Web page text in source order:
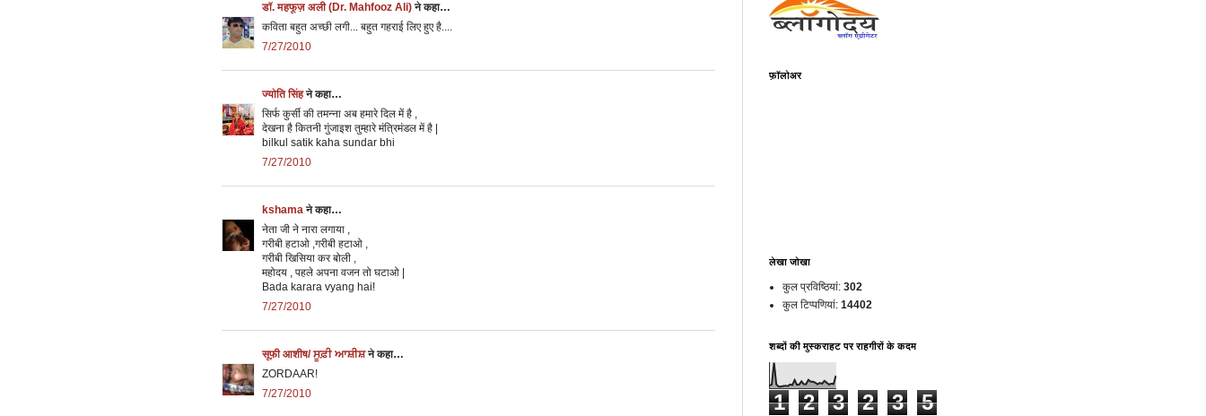
डॉ. महफूज़ अली (Dr. Mahfooz Ali) ने कहा…
कविता बहुत अच्छी लगी... बहुत गहराई लिए हुए है....
7/27/2010
ज्योति सिंहने कहा…
सिर्फ कुर्सी की तमन्ना अब हमारे दिल में है ,
देखना है कितनी गुंजाइश तुम्हारे मंत्रिमंडल में है |
bilkul satik kaha sundar bhi
7/27/2010
kshama ने कहा…
नेता जी ने नारा लगाया ,
गरीबी हटाओ ,गरीबी हटाओ ,
गरीबी खिसिया कर बोली ,
महोदय , पहले अपना वजन तो घटाओ |
Bada karara vyang hai!
7/27/2010
सूफ़ी आशीष/ ਸੂਫ਼ੀ ਆਸ਼ੀਸ਼ने कहा…
ZORDAAR!
7/27/2010
फ़ॉलोअर
लेखा जोखा
कुल प्रविष्ठियां: 302
कुल टिप्पणियां: 14402
शब्दों की मुस्कराहट पर राहगीरों के कदम
1 2 3 2 3
5